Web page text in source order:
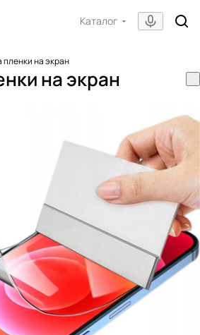
Каталог
пленки на экран
на экран